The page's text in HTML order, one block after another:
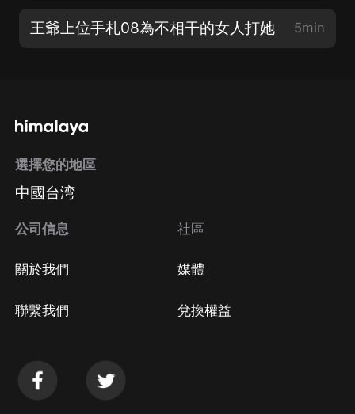
王爺上位手札08為不相干的女人打她 5min
選擇您的地區
中國台湾
公司信息
關於我們
聯繫我們
社區
媒體
兌換權益